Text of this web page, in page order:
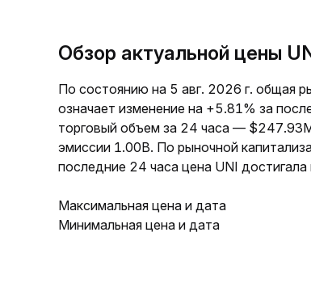
Обзор актуальной цены
По состоянию на 5 авг. 2026 г. общая
означает изменение на +5.81% за
торговый объем за 24 часа —
эмиссии 1.00B. По рыночной
последние 24 часа цена UNI
Максимальная цена и дата
Минимальная цена и дата